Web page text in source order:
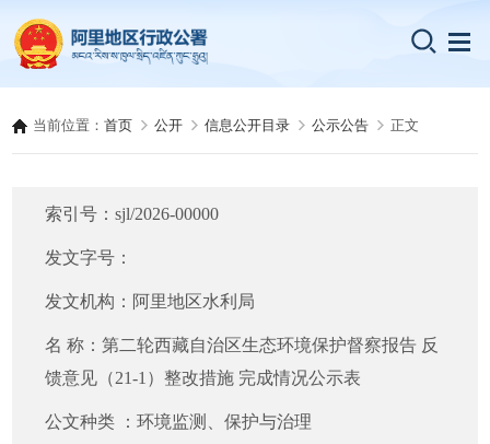
当前位置：首页 公开 信息公开目录 公示公告 正文
索引号：sjl/2026-00000
发文字号：
发文机构： 阿里地区水利局
名 称：第二轮西藏自治区生态环境保护督察报告 反
馈意见（21-1）整改措施 完成情况公示表
公文种类 ：环境监测、保护与治理